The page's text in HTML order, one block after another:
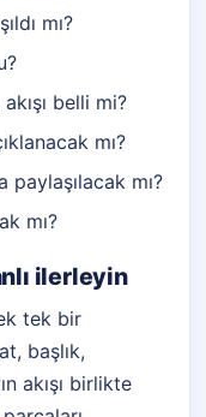
mı?
belli mi?
mı?
paylaşılacak mı?
mı?
ilerleyin
tek bir
başlık,
akışı birlikte